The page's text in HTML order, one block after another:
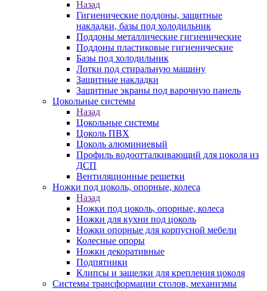
Назад
Гигиенические поддоны, защитные
накладки, базы под холодильник
Поддоны металлические гигиенические
Поддоны пластиковые гигиенические
Базы под холодильник
Лотки под стиральную машину
Защитные накладки
Защитные экраны под варочную панель
Цокольные системы
Назад
Цокольные системы
Цоколь ПВХ
Цоколь алюминиевый
Профиль водоотталкивающий для цоколя из
ДСП
Вентиляционные решетки
Ножки под цоколь, опорные, колеса
Назад
Ножки под цоколь, опорные, колеса
Ножки для кухни под цоколь
Ножки опорные для корпусной мебели
Колесные опоры
Ножки декоративные
Подпятники
Клипсы и защелки для крепления цоколя
Системы трансформации столов, механизмы